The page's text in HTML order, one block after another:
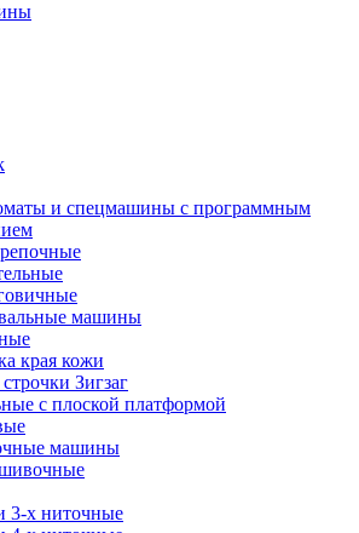
и спецмашины с программным
машины
края кожи
Зигзаг
с плоской платформой
машины
3-х ниточные